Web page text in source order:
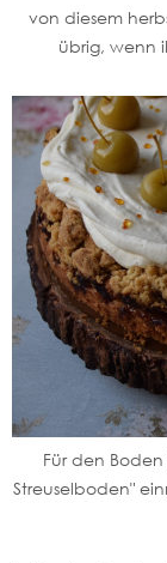
von diesem
übrig, wenn
Für den
Streuselboden"